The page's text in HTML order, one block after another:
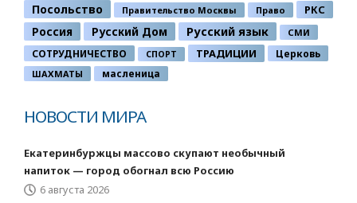
Посольство Правительство Москвы Право РКС
Россия Русский Дом Русский язык СМИ
СОТРУДНИЧЕСТВО СПОРТ ТРАДИЦИИ Церковь
ШАХМАТЫ масленица
НОВОСТИ МИРА
Екатеринбуржцы массово скупают необычный
напиток — город обогнал всю Россию
6 августа 2026